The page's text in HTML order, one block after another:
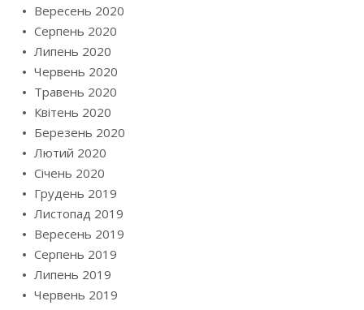
Вересень 2020
Серпень 2020
Липень 2020
Червень 2020
Травень 2020
Квітень 2020
Березень 2020
Лютий 2020
Січень 2020
Грудень 2019
Листопад 2019
Вересень 2019
Серпень 2019
Липень 2019
Червень 2019